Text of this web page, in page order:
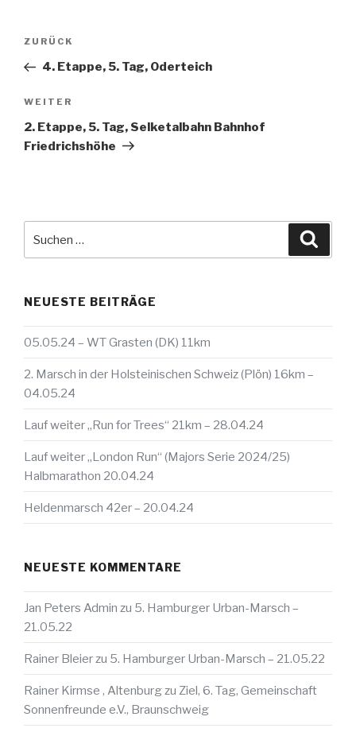
Beitragsnavigation
Vorheriger
Beitrag
ZURÜCK
4. Etappe, 5. Tag, Oderteich
Nächster
Beitrag
WEITER
2. Etappe, 5. Tag, Selketalbahn Bahnhof
Friedrichshöhe
nach:
NEUESTE BEITRÄGE
05.05.24 – WT Grasten (DK) 11km
2. Marsch in der Holsteinischen Schweiz (Plön) 16km –
04.05.24
Lauf weiter „Run for Trees“ 21km – 28.04.24
Lauf weiter „London Run“ (Majors Serie 2024/25)
Halbmarathon 20.04.24
Heldenmarsch 42er – 20.04.24
NEUESTE KOMMENTARE
Jan Peters Admin zu 5. Hamburger Urban-Marsch –
21.05.22
Rainer Bleier zu 5. Hamburger Urban-Marsch – 21.05.22
Rainer Kirmse , Altenburg zu Ziel, 6. Tag, Gemeinschaft
Sonnenfreunde e.V., Braunschweig